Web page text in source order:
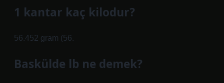
1 kantar kaç kilodur?
56.452 gram (56.
Baskülde lb ne demek?